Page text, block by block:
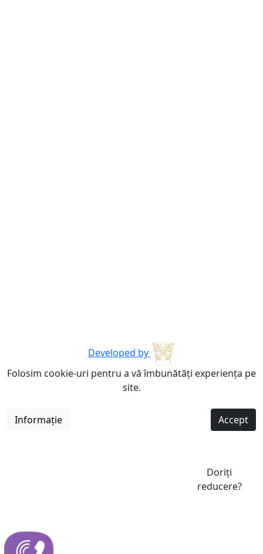
Developed by
Folosim cookie-uri pentru a vă îmbunătăți experiența pe
site.
Informație Accept
Doriți
reducere?